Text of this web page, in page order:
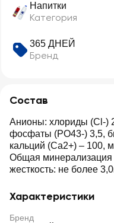
Напитки
Категория
365 ДНЕЙ
Бренд
Состав
Анионы: хлориды (Cl-)
фосфаты (PO43-) 3,5,
кальций (Ca2+) – 100,
Общая
жесткость: не более
Характеристики
Бренд